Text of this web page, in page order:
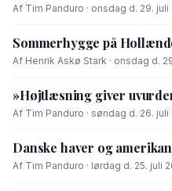
Af Tim Panduro · onsdag d. 29. juli
Sommerhygge på
Af Henrik Askø Stark · onsdag d.
»Højtlæsning giver
Af Tim Panduro · søndag d. 26. juli
Danske haver og
Af Tim Panduro · lørdag d. 25. juli